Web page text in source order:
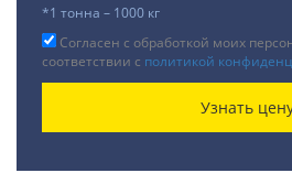
*1 тонна – 1000 кг
Согласен с обработкой моих
соответствии с политикой
Узнать